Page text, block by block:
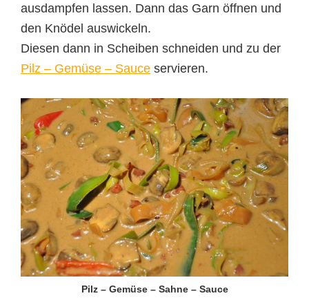
ausdampfen lassen. Dann das Garn öffnen und
den Knödel auswickeln.
Diesen dann in Scheiben schneiden und zu der
Pilz – Gemüse – Sauce servieren.
Pilz – Gemüse – Sahne – Sauce